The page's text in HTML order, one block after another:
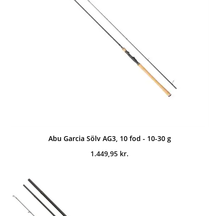
Abu Garcia Sölv AG3, 10 fod - 10-30 g
1.449,95 kr.